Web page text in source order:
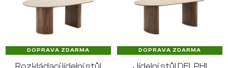
o
d
s
DOPRAVA ZDARMA
Rozkládací jídelní stůl
DOPRAVA ZDARMA
Jídelní stůl DELPHI